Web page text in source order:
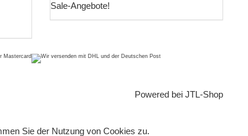
Sale-Angebote!
Powered bei JTL-Shop
Sie der Nutzung von Cookies zu.